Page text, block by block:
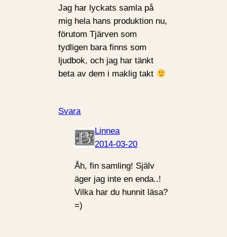
Jag har lyckats samla på
mig hela hans produktion nu,
förutom Tjärven som
tydligen bara finns som
ljudbok, och jag har tänkt
beta av dem i maklig takt
Svara
Linnea
2014-03-20
Åh, fin samling! Själv
äger jag inte en enda..!
Vilka har du hunnit läsa?
=)